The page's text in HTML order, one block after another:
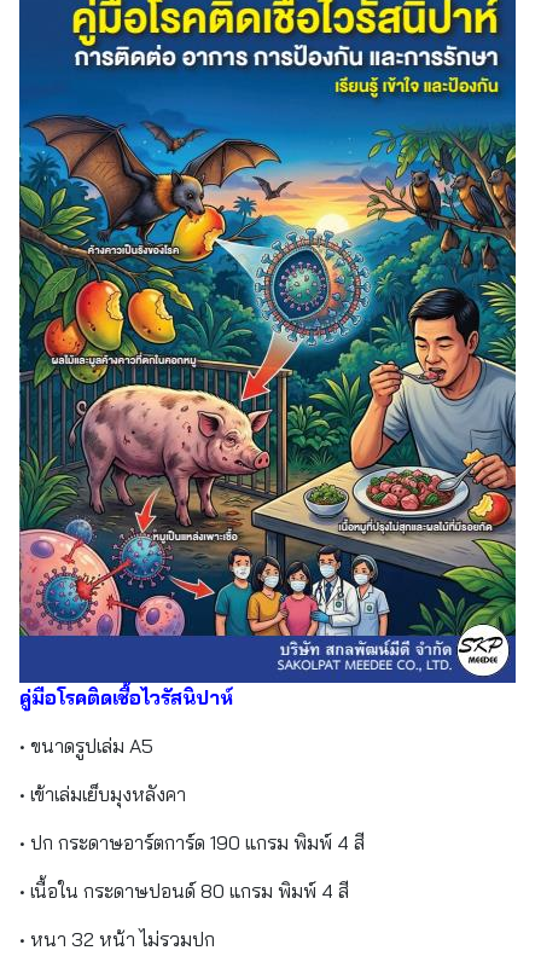
คู่มือโรคติดเชื้อไวรัสนิปาห์
• ขนาดรูปเล่ม A5
• เข้าเล่มเย็บมุงหลังคา
• ปก กระดาษอาร์ตการ์ด 190 แกรม พิมพ์ 4 สี
• เนื้อใน กระดาษปอนด์ 80 แกรม พิมพ์ 4 สี
• หนา 32 หน้า ไม่รวมปก